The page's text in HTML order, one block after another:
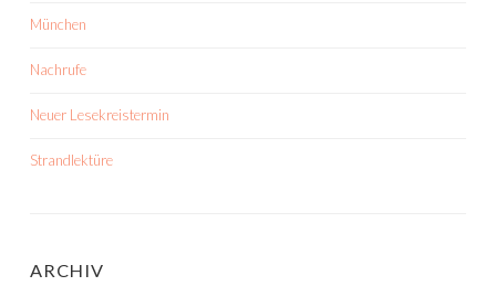
München
Nachrufe
Neuer Lesekreistermin
Strandlektüre
ARCHIV